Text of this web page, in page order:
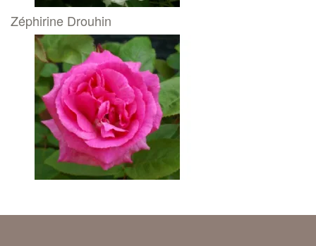
Zéphirine Drouhin